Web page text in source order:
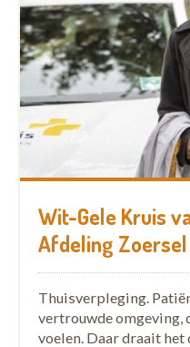
Wit-Gele Kruis
Afdeling Zoersel
Thuisverpleging.
vertrouwde omgeving,
voelen. Daar draait